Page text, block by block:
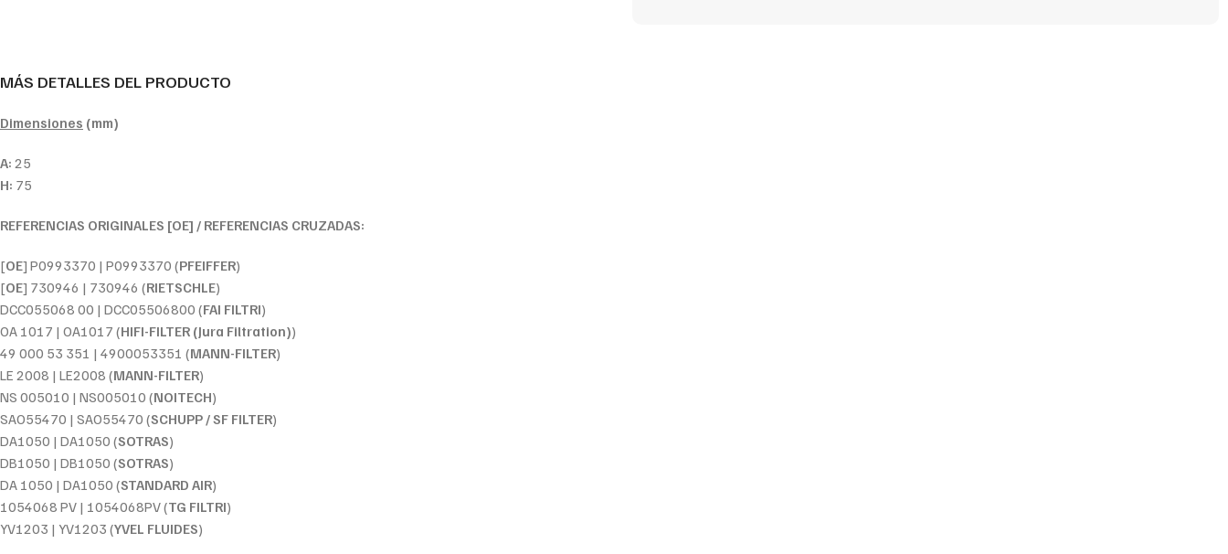
MÁS DETALLES DEL PRODUCTO
Dimensiones (mm)
A: 25
H: 75
REFERENCIAS ORIGINALES [OE] / REFERENCIAS CRUZADAS:
[OE] P0993370 | P0993370 (PFEIFFER)
[OE] 730946 | 730946 (RIETSCHLE)
DCC055068 00 | DCC05506800 (FAI FILTRI)
OA 1017 | OA1017 (HIFI-FILTER (Jura Filtration))
49 000 53 351 | 4900053351 (MANN-FILTER)
LE 2008 | LE2008 (MANN-FILTER)
NS 005010 | NS005010 (NOITECH)
SAO55470 | SAO55470 (SCHUPP / SF FILTER)
DA1050 | DA1050 (SOTRAS)
DB1050 | DB1050 (SOTRAS)
DA 1050 | DA1050 (STANDARD AIR)
1054068 PV | 1054068PV (TG FILTRI)
YV1203 | YV1203 (YVEL FLUIDES)